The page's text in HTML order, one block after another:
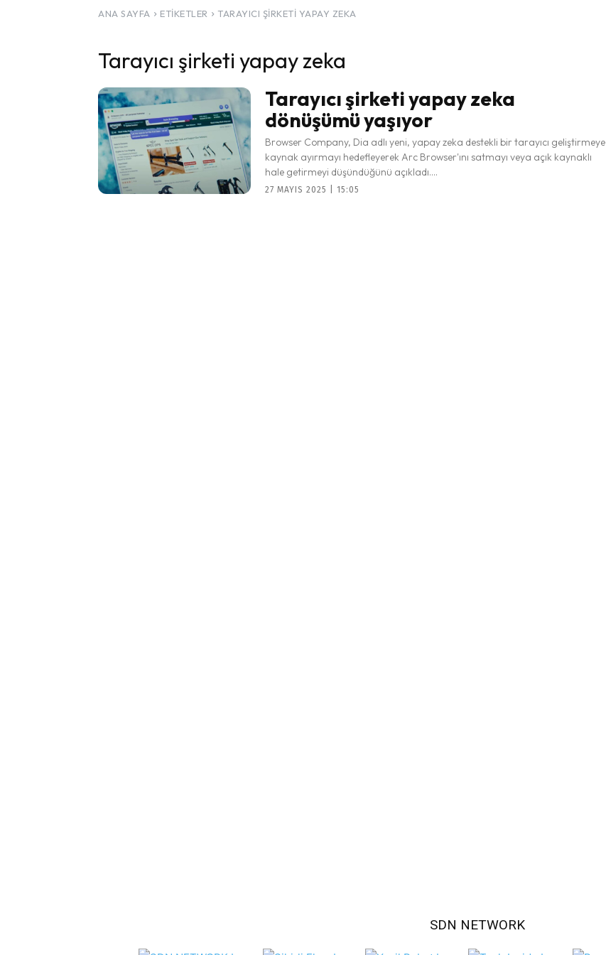
ANA SAYFA ETIKETLER TARAYICI ŞIRKETI YAPAY ZEKA
Tarayıcı şirketi yapay zeka
Tarayıcı şirketi yapay zeka
dönüşümü yaşıyor
Browser Company, Dia adlı yeni, yapay zeka destekli bir tarayıcı geliştirmeye
kaynak ayırmayı hedefleyerek Arc Browser'ını satmayı veya açık kaynaklı
hale getirmeyi düşündüğünü açıkladı....
27 MAYIS 2025 | 15:05
SDN NETWORK